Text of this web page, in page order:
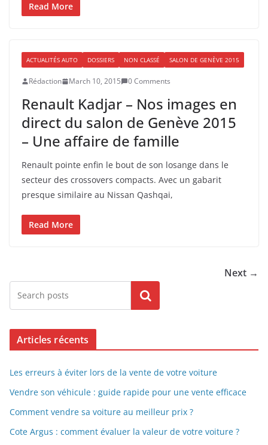
Read More
ACTUALITÉS AUTO DOSSIERS NON CLASSÉ SALON DE GENÈVE 2015
Rédaction March 10, 2015 0 Comments
Renault Kadjar – Nos images en
direct du salon de Genève 2015
– Une affaire de famille
Renault pointe enfin le bout de son losange dans le
secteur des crossovers compacts. Avec un gabarit
presque similaire au Nissan Qashqai,
Read More
Next →
Search
Articles récents
Les erreurs à éviter lors de la vente de votre voiture
Vendre son véhicule : guide rapide pour une vente efficace
Comment vendre sa voiture au meilleur prix ?
Cote Argus : comment évaluer la valeur de votre voiture ?